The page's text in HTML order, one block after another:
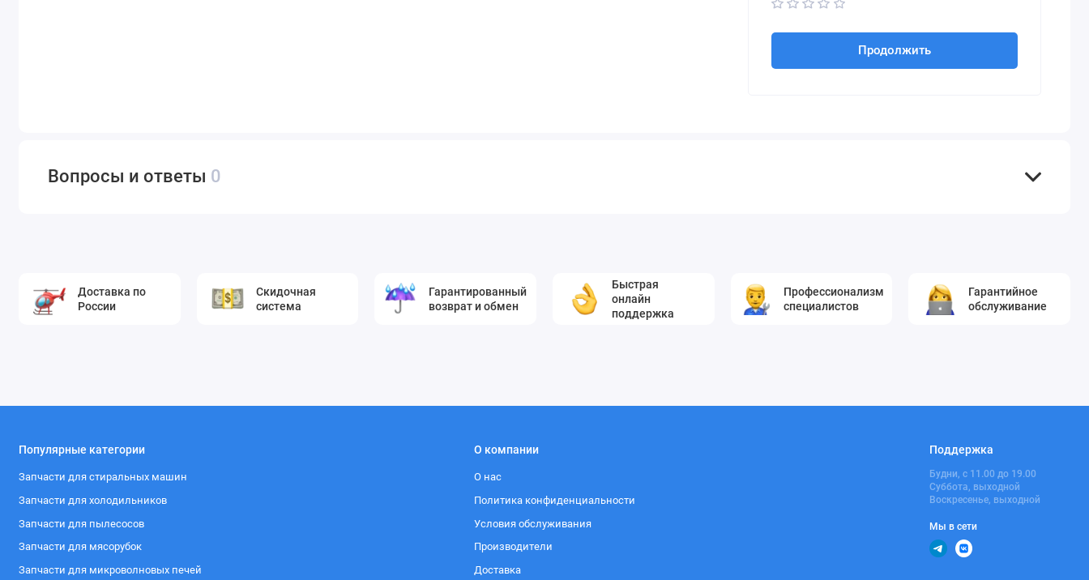
Продолжить
Вопросы и ответы 0
Доставка по
России
Скидочная
система
Гарантированный
возврат и обмен
Быстрая
онлайн
поддержка
Профессионализм
специалистов
Гарантийное
обслуживание
Популярные категории
Запчасти для стиральных машин
Запчасти для холодильников
Запчасти для пылесосов
Запчасти для мясорубок
Запчасти для микроволновых печей
О компании
О нас
Политика конфиденциальности
Условия обслуживания
Производители
Доставка
Поддержка
Будни, с 11.00 до 19.00
Суббота, выходной
Воскресенье, выходной
Мы в сети